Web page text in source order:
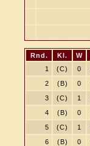
Rnd. Kl. W
1
(C) 0
2
(B) 0
3
(C) 1
4
(B) 0
5
(C) 1
6
(B) 0